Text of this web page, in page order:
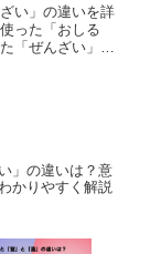
い」の違いを詳
った「おしる
「ぜんざい」の
」の違いは？意
かりやすく解説